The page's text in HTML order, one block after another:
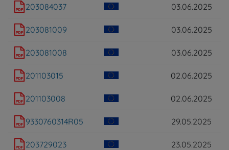
203084037 03.06.2025
203081009 03.06.2025
203081008 03.06.2025
201103015 02.06.2025
201103008 02.06.2025
9330760314R05 29.05.2025
203729023 23.05.2025